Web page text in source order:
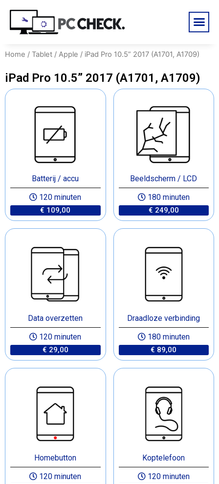
Home / Tablet / Apple / iPad Pro 10.5” 2017 (A1701, A1709)
iPad Pro 10.5” 2017 (A1701, A1709)
Batterij / accu
120 minuten
€ 109,00
Beeldscherm / LCD
180 minuten
€ 249,00
Data overzetten
120 minuten
€ 29,00
Draadloze verbinding
180 minuten
€ 89,00
Homebutton
120 minuten
Koptelefoon
120 minuten